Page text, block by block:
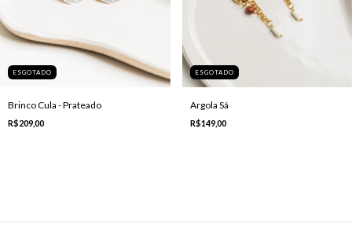
ESGOTADO
Brinco Cula - Prateado
R$209,00
ESGOTADO
Argola Sá
R$149,00